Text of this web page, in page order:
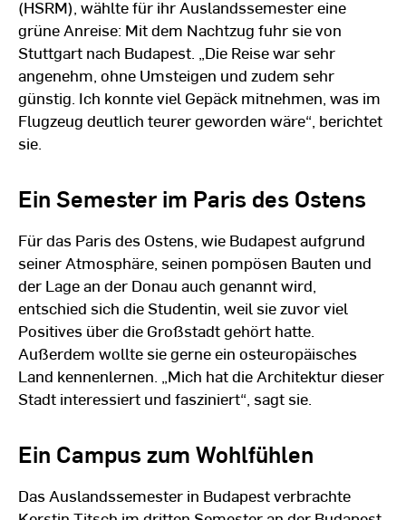
(HSRM), wählte für ihr Auslandssemester eine
grüne Anreise: Mit dem Nachtzug fuhr sie von
Stuttgart nach Budapest. „Die Reise war sehr
angenehm, ohne Umsteigen und zudem sehr
günstig. Ich konnte viel Gepäck mitnehmen, was im
Flugzeug deutlich teurer geworden wäre“, berichtet
sie.
Ein Semester im Paris des Ostens
Für das Paris des Ostens, wie Budapest aufgrund
seiner Atmosphäre, seinen pompösen Bauten und
der Lage an der Donau auch genannt wird,
entschied sich die Studentin, weil sie zuvor viel
Positives über die Großstadt gehört hatte.
Außerdem wollte sie gerne ein osteuropäisches
Land kennenlernen. „Mich hat die Architektur dieser
Stadt interessiert und fasziniert“, sagt sie.
Ein Campus zum Wohlfühlen
Das Auslandssemester in Budapest verbrachte